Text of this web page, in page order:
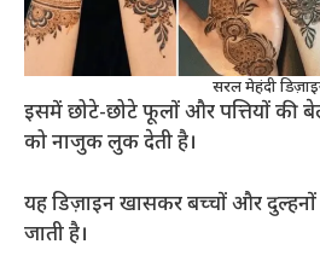
सरल मेहंदी
इसमें छोटे-छोटे फूलों और पत्तियों की
को नाजुक लुक देती है।
यह डिज़ाइन खासकर बच्चों और
जाती है।